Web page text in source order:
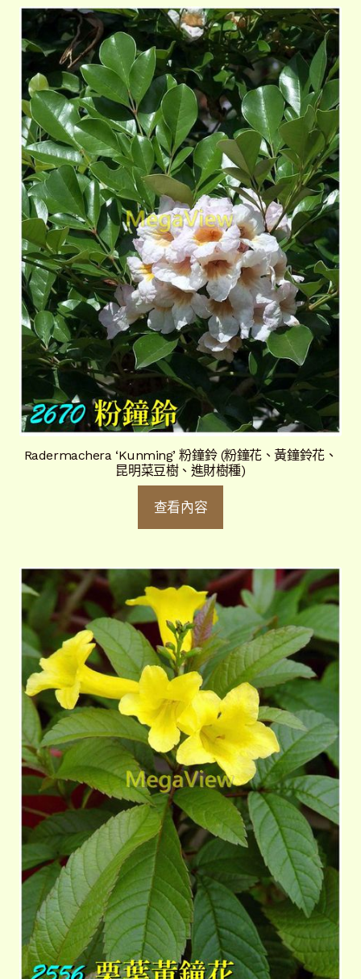
Radermachera ‘Kunming’ 粉鐘鈴 (粉鐘花、黃鐘鈴花、
昆明菜豆樹、進財樹種)
查看內容